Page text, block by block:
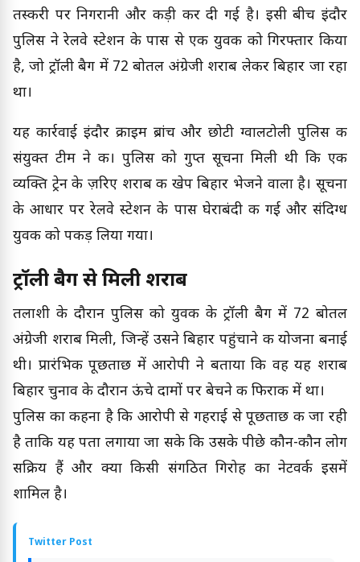
तस्करी पर निगरानी और कड़ी कर दी गई है। इसी बीच इंदौर
पुलिस ने रेलवे स्टेशन के पास से एक युवक को गिरफ्तार किया
है, जो ट्रॉली बैग में 72 बोतल अंग्रेजी शराब लेकर बिहार जा रहा
था।
यह कार्रवाई इंदौर क्राइम ब्रांच और छोटी ग्वालटोली पुलिस की
संयुक्त टीम ने की। पुलिस को गुप्त सूचना मिली थी कि एक
व्यक्ति ट्रेन के ज़रिए शराब की खेप बिहार भेजने वाला है। सूचना
के आधार पर रेलवे स्टेशन के पास घेराबंदी की गई और संदिग्ध
युवक को पकड़ लिया गया।
ट्रॉली बैग से मिली शराब
तलाशी के दौरान पुलिस को युवक के ट्रॉली बैग में 72 बोतल
अंग्रेजी शराब मिली, जिन्हें उसने बिहार पहुंचाने की योजना बनाई
थी। प्रारंभिक पूछताछ में आरोपी ने बताया कि वह यह शराब
बिहार चुनाव के दौरान ऊंचे दामों पर बेचने की फिराक में था।
पुलिस का कहना है कि आरोपी से गहराई से पूछताछ की जा रही
है ताकि यह पता लगाया जा सके कि उसके पीछे कौन-कौन लोग
सक्रिय हैं और क्या किसी संगठित गिरोह का नेटवर्क इसमें
शामिल है।
Twitter Post